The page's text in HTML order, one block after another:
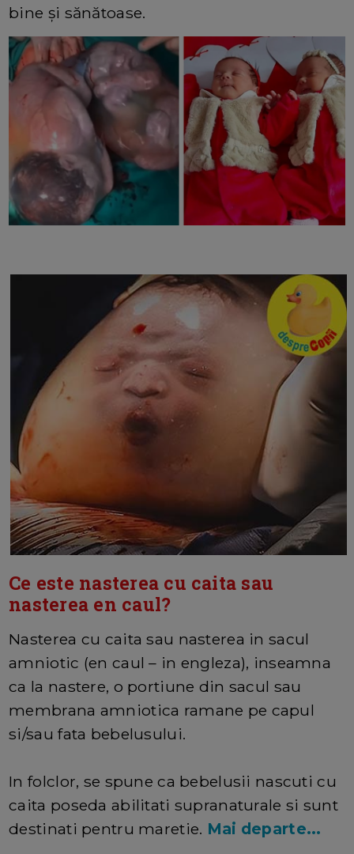
bine și sănătoase.
Ce este nasterea cu caita sau
nasterea en caul?
Nasterea cu caita sau nasterea in sacul
amniotic (en caul – in engleza), inseamna
ca la nastere, o portiune din sacul sau
membrana amniotica ramane pe capul
si/sau fata bebelusului.
In folclor, se spune ca bebelusii nascuti cu
caita poseda abilitati supranaturale si sunt
destinati pentru maretie. Mai departe...